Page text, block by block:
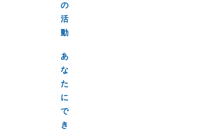
の
活
動
あ
な
た
に
で
き